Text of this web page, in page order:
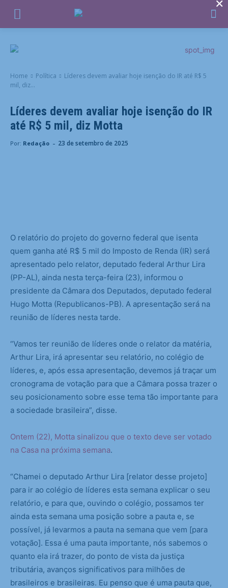
Home Política
Líderes devem avaliar hoje isenção do IR até R$ 5
mil, diz...
Líderes devem avaliar hoje isenção do IR
até R$ 5 mil, diz Motta
Por: Redação - 23 de setembro de 2025
O relatório do projeto do governo federal que isenta
quem ganha até R$ 5 mil do Imposto de Renda (IR) será
apresentado pelo relator, deputado federal Arthur Lira
(PP-AL), ainda nesta terça-feira (23), informou o
presidente da Câmara dos Deputados, deputado federal
Hugo Motta (Republicanos-PB). A apresentação será na
reunião de líderes nesta tarde.
“Vamos ter reunião de líderes onde o relator da matéria,
Arthur Lira, irá apresentar seu relatório, no colégio de
líderes, e, após essa apresentação, devemos já traçar um
cronograma de votação para que a Câmara possa trazer o
seu posicionamento sobre esse tema tão importante para
a sociedade brasileira”, disse.
Ontem (22), Motta sinalizou que o texto deve ser votado
na Casa na próxima semana.
“Chamei o deputado Arthur Lira [relator desse projeto]
para ir ao colégio de líderes esta semana explicar o seu
relatório, e para que, ouvindo o colégio, possamos ter
ainda esta semana uma posição sobre a pauta e, se
possível, já levarmos a pauta na semana que vem [para
votação]. Essa é uma pauta importante, nós sabemos o
quanto ela irá trazer, do ponto de vista da justiça
tributária, avanços significativos para milhões de
brasileiros e brasileiras. Eu penso que é uma pauta que,